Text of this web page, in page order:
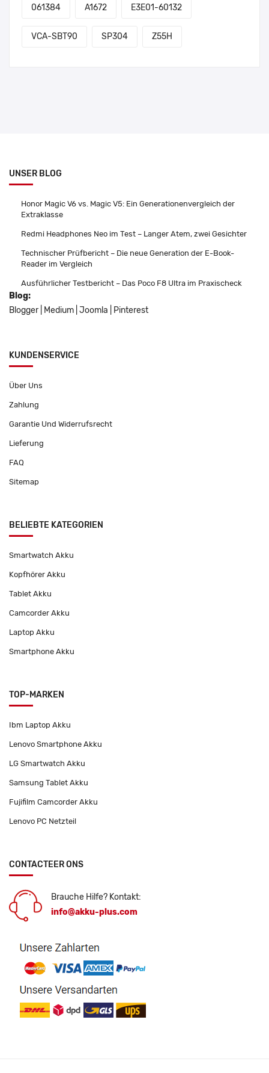
061384 A1672 E3E01-60132
VCA-SBT90 SP304 Z55H
UNSER BLOG
Honor Magic V6 vs. Magic V5: Ein Generationenvergleich der
Extraklasse
Redmi Headphones Neo im Test – Langer Atem, zwei Gesichter
Technischer Prüfbericht – Die neue Generation der E-Book-
Reader im Vergleich
Ausführlicher Testbericht – Das Poco F8 Ultra im Praxischeck
Blog:
Blogger
Medium Joomla Pinterest
KUNDENSERVICE
Über Uns
Zahlung
Garantie Und Widerrufsrecht
Lieferung
FAQ
Sitemap
BELIEBTE KATEGORIEN
Smartwatch Akku
Kopfhörer Akku
Tablet Akku
Camcorder Akku
Laptop Akku
Smartphone Akku
TOP-MARKEN
Ibm Laptop Akku
Lenovo Smartphone Akku
LG Smartwatch Akku
Samsung Tablet Akku
Fujifilm Camcorder Akku
Lenovo PC Netzteil
CONTACTEER ONS
Brauche Hilfe? Kontakt:
info@akku-plus.com